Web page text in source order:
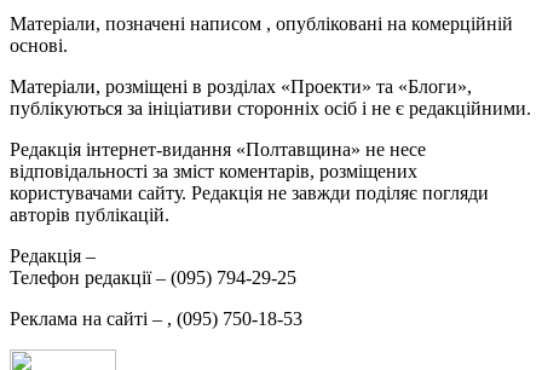
Матеріали, позначені написом , опубліковані на комерційній
основі.
Матеріали, розміщені в розділах «Проекти» та «Блоги»,
публікуються за ініціативи сторонніх осіб і не є редакційними.
Редакція інтернет-видання «Полтавщина» не несе
відповідальності за зміст коментарів, розміщених
користувачами сайту. Редакція не завжди поділяє погляди
авторів публікацій.
Редакція –
Телефон редакції – (095) 794-29-25
Реклама на сайті – , (095) 750-18-53